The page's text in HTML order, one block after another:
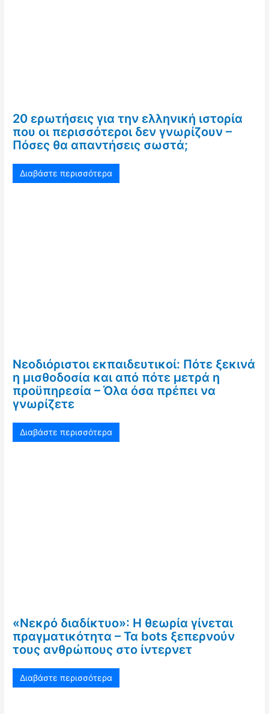
20 ερωτήσεις για την ελληνική ιστορία
που οι περισσότεροι δεν γνωρίζουν –
Πόσες θα απαντήσεις σωστά;
Διαβάστε περισσότερα
Νεοδιόριστοι εκπαιδευτικοί: Πότε ξεκινά
η μισθοδοσία και από πότε μετρά η
προϋπηρεσία – Όλα όσα πρέπει να
γνωρίζετε
Διαβάστε περισσότερα
«Νεκρό διαδίκτυο»: Η θεωρία γίνεται
πραγματικότητα – Τα bots ξεπερνούν
τους ανθρώπους στο ίντερνετ
Διαβάστε περισσότερα